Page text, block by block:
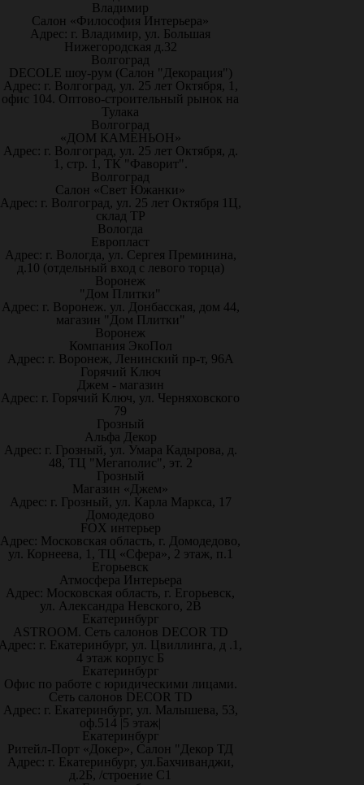
Владимир
Салон «Философия Интерьера»
Адрес: г. Владимир, ул. Большая
Нижегородская д.32
Волгоград
DECOLE шоу-рум (Салон "Декорация")
Адрес: г. Волгоград, ул. 25 лет Октября, 1,
офис 104. Оптово-строительный рынок на
Тулака
Волгоград
«ДОМ КАМЕНЬОН»
Адрес: г. Волгоград, ул. 25 лет Октября, д.
1, стр. 1, ТК "Фаворит".
Волгоград
Салон «Свет Южанки»
Адрес: г. Волгоград, ул. 25 лет Октября 1Ц,
склад ТР
Вологда
Европласт
Адрес: г. Вологда, ул. Сергея Преминина,
д.10 (отдельный вход с левого торца)
Воронеж
"Дом Плитки"
Адрес: г. Воронеж. ул. Донбасская, дом 44,
магазин "Дом Плитки"
Воронеж
Компания ЭкоПол
Адрес: г. Воронеж, Ленинский пр-т, 96А
Горячий Ключ
Джем - магазин
Адрес: г. Горячий Ключ, ул. Черняховского
79
Грозный
Альфа Декор
Адрес: г. Грозный, ул. Умара Кадырова, д.
48, ТЦ "Мегаполис", эт. 2
Грозный
Магазин «Джем»
Адрес: г. Грозный, ул. Карла Маркса, 17
Домодедово
FOX интерьер
Адрес: Московская область, г. Домодедово,
ул. Корнеева, 1, ТЦ «Сфера», 2 этаж, п.1
Егорьевск
Атмосфера Интерьера
Адрес: Московская область, г. Егорьевск,
ул. Александра Невского, 2В
Екатеринбург
ASTROOM. Сеть салонов DECOR TD
г. Екатеринбург, ул. Цвиллинга, д .1,
4 этаж корпус Б
Екатеринбург
Офис по работе с юридическими лицами.
Сеть салонов DECOR TD
Адрес: г. Екатеринбург, ул. Малышева, 53,
оф.514 |5 этаж|
Екатеринбург
Ритейл-Порт «Докер», Салон "Декор ТД
Адрес: г. Екатеринбург, ул.Бахчиванджи,
д.2Б, /строение С1